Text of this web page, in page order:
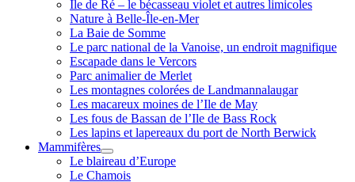
Ile de Ré – le bécasseau violet et autres limicoles
Nature à Belle-Île-en-Mer
La Baie de Somme
Le parc national de la Vanoise, un endroit magnifique
Escapade dans le Vercors
Parc animalier de Merlet
Les montagnes colorées de Landmannalaugar
Les macareux moines de l’Ile de May
Les fous de Bassan de l’Ile de Bass Rock
Les lapins et lapereaux du port de North Berwick
Mammifères
ouvrir
menu
Le blaireau d’Europe
Le Chamois